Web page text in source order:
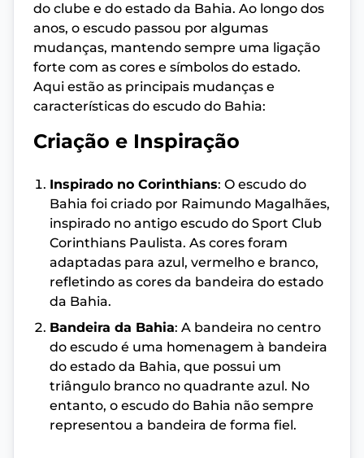
do clube e do estado da Bahia. Ao longo dos
anos, o escudo passou por algumas
mudanças, mantendo sempre uma ligação
forte com as cores e símbolos do estado.
Aqui estão as principais mudanças e
características do escudo do Bahia:
Criação e Inspiração
Inspirado no Corinthians: O escudo do
Bahia foi criado por Raimundo Magalhães,
inspirado no antigo escudo do Sport Club
Corinthians Paulista. As cores foram
adaptadas para azul, vermelho e branco,
refletindo as cores da bandeira do estado
da Bahia.
Bandeira da Bahia: A bandeira no centro
do escudo é uma homenagem à bandeira
do estado da Bahia, que possui um
triângulo branco no quadrante azul. No
entanto, o escudo do Bahia não sempre
representou a bandeira de forma fiel.